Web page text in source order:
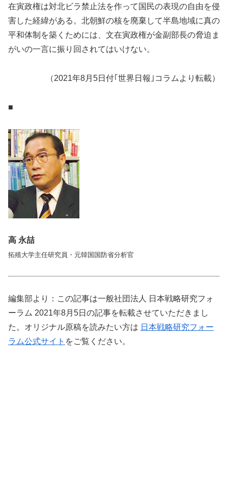
在寅政権は対北ビラ禁止法を作って国民の表現の自由を侵
害した経緯がある。北朝鮮の核を廃棄して半島地域に真の
平和体制を築くためには、文在寅政権が金副部長の脅迫ま
がいの一言に振り回されてはいけない。
（2021年8月5日付｢世界日報｣コラムより転載）
■
高 永喆
拓殖大学主任研究員・元韓国国防省分析官
編集部より：この記事は一般社団法人 日本戦略研究フォ
ーラム 2021年8月5日の記事を転載させていただきまし
た。オリジナル原稿を読みたい方は 日本戦略研究フォー
ラム公式サイト をご覧ください。